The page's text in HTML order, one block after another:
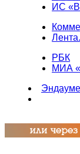
ИС
РБК
МИА